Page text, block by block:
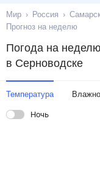
Мир Россия
Прогноз на неделю
Погода на неделю
в Серноводске
Температура
Ночь